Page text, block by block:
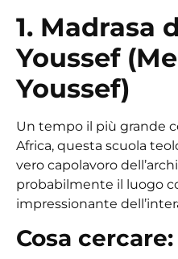
1. Madrasa
Youssef
Youssef)
Un tempo il più grande
Africa, questa scuola
vero capolavoro
probabilmente il luogo
impressionante
Cosa cercare: